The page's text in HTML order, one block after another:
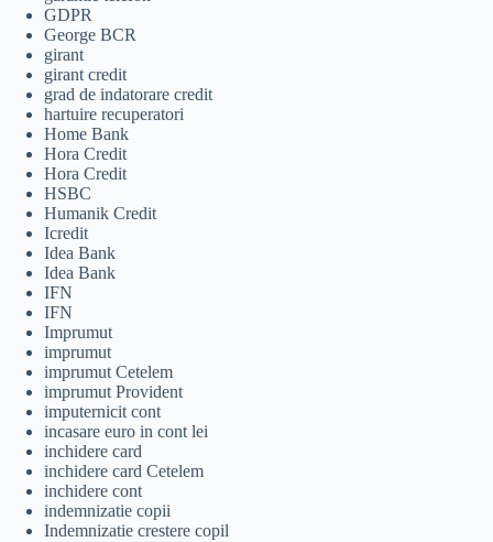
GDPR
George BCR
girant
girant credit
grad de indatorare credit
hartuire recuperatori
Home Bank
Hora Credit
Hora Credit
HSBC
Humanik Credit
Icredit
Idea Bank
Idea Bank
IFN
IFN
Imprumut
imprumut
imprumut Cetelem
imprumut Provident
imputernicit cont
incasare euro in cont lei
inchidere card
inchidere card Cetelem
inchidere cont
indemnizatie copii
Indemnizatie crestere copil